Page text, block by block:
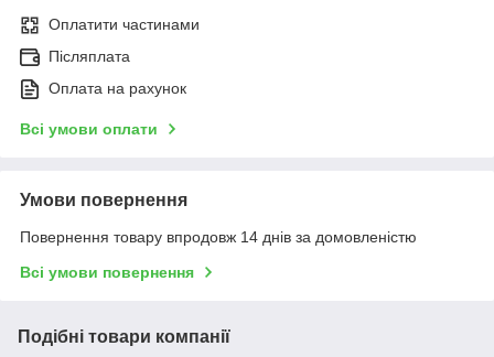
Оплатити частинами
Післяплата
Оплата на рахунок
Всі умови оплати
Умови повернення
Повернення товару впродовж 14 днів за домовленістю
Всі умови повернення
Подібні товари компанії